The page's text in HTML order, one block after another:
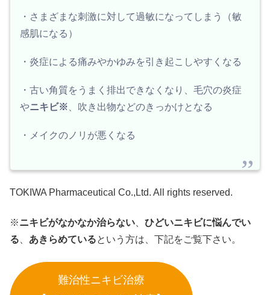
・さまざまな刺激に対して過敏になってしまう（敏
感肌になる）
・炎症による痛みやかゆみを引き起こしやすくなる
・古い角質をうまく排出できなくなり、毛穴の炎症
やニキビ※ 、吹き出物などのきっかけとなる
・メイクのノリが悪くなる
TOKIWA Pharmaceutical Co.,Ltd. All rights reserved.
※ニキビがなかなか治らない
ひどいニキビに悩んでい
る
あきらめているという方は、下記をご覧下さい。
難治性ニキビ治療